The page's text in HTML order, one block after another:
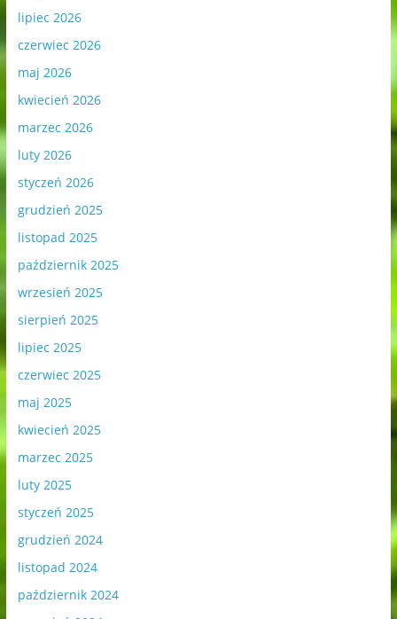
lipiec 2026
czerwiec 2026
maj 2026
kwiecień 2026
marzec 2026
luty 2026
styczeń 2026
grudzień 2025
listopad 2025
październik 2025
wrzesień 2025
sierpień 2025
lipiec 2025
czerwiec 2025
maj 2025
kwiecień 2025
marzec 2025
luty 2025
styczeń 2025
grudzień 2024
listopad 2024
październik 2024